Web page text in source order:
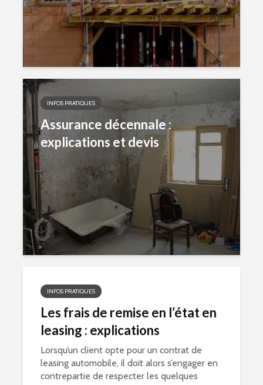
INFOS PRATIQUES
Assurance décennale :
explications et devis
INFOS PRATIQUES
Les frais de remise en l’état en
leasing : explications
Lorsqu’un client opte pour un contrat de
leasing automobile, il doit alors s’engager en
contrepartie de respecter les quelques